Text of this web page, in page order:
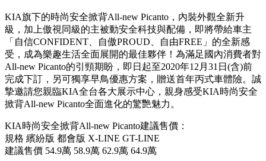
KIA旗下的時尚安全掀背All-new Picanto，內裝外觀全新升
級，加上傲視同級的主被動安全科技與配備，即將帶給車主
「自信CONFIDENT、自傲PROUD、自由FREE」的全新感
受，成為樂趣生活全面展開的最佳夥伴！為滿足國內消費者對
All-new Picanto的引頸期盼，即日起至2020年12月31日(含)前
完成下訂，另可獨享早鳥優惠方案，贈送首年丙式車體險。誠
摯邀請您親臨KIA全台各大展示中心，親身感受KIA時尚安全
掀背All-new Picanto全面進化的驚艷魅力。
KIA時尚安全掀背All-new Picanto建議售價：
規格 繽紛版 都會版 X-LINE GT-LINE
建議售價 54.9萬 58.9萬 62.9萬 64.9萬